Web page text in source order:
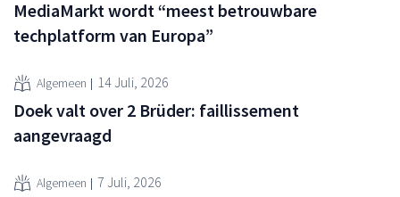
MediaMarkt wordt “meest betrouwbare
techplatform van Europa”
Algemeen 14 Juli, 2026
Doek valt over 2 Brüder: faillissement
aangevraagd
Algemeen 7 Juli, 2026